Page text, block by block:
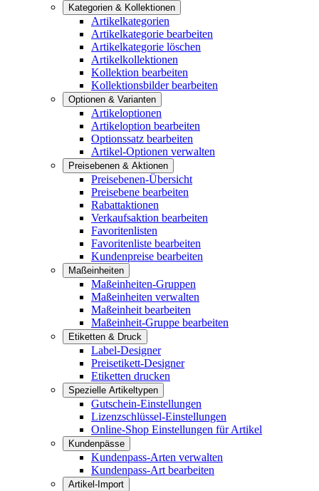
Kategorien & Kollektionen
Artikelkategorien
Artikelkategorie bearbeiten
Artikelkategorie löschen
Artikelkollektionen
Kollektion bearbeiten
Kollektionsbilder bearbeiten
Optionen & Varianten
Artikeloptionen
Artikeloption bearbeiten
Optionssatz bearbeiten
Artikel-Optionen verwalten
Preisebenen & Aktionen
Preisebenen-Übersicht
Preisebene bearbeiten
Rabattaktionen
Verkaufsaktion bearbeiten
Favoritenlisten
Favoritenliste bearbeiten
Kundenpreise bearbeiten
Maßeinheiten
Maßeinheiten-Gruppen
Maßeinheiten verwalten
Maßeinheit bearbeiten
Maßeinheit-Gruppe bearbeiten
Etiketten & Druck
Label-Designer
Preisetikett-Designer
Etiketten drucken
Spezielle Artikeltypen
Gutschein-Einstellungen
Lizenzschlüssel-Einstellungen
Online-Shop Einstellungen für Artikel
Kundenpässe
Kundenpass-Arten verwalten
Kundenpass-Art bearbeiten
Artikel-Import